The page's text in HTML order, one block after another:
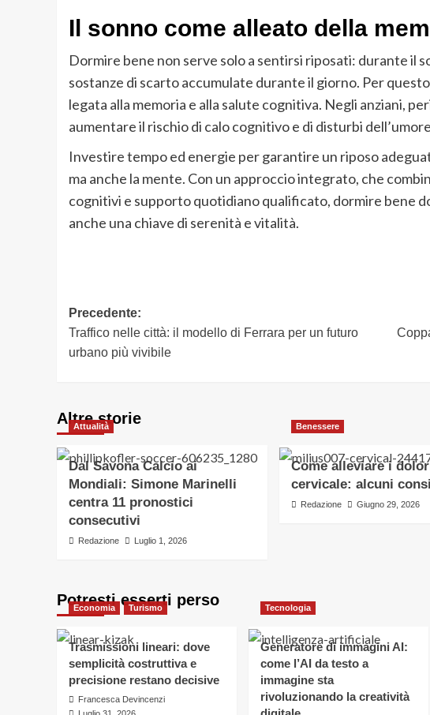
Il sonno come alleato della
Dormire bene non serve solo a sentirsi riposati: durante il
sostanze di scarto accumulate durante il giorno. Per
legata alla memoria e alla salute cognitiva. Negli anziani,
aumentare il rischio di calo cognitivo e di disturbi
Investire tempo ed energie per garantire un riposo
ma anche la mente. Con un approccio integrato, che
cognitivi e supporto quotidiano qualificato, dormire bene
anche una chiave di serenità e vitalità.
Navigazione
articolo
Precedente:
Traffico nelle città: il modello di Ferrara per un futuro
urbano più vivibile
Altre storie
Attualità
Dal Savona Calcio ai
Mondiali: Simone Marinelli
centra 11 pronostici
consecutivi
Redazione Luglio 1, 2026
Benessere
Come alleviare i
cervicale: alcuni
Redazione Giugno 29, 2026
Potresti esserti perso
Economia Turismo
Trasmissioni lineari: dove
semplicità costruttiva e
precisione restano decisive
Francesca Devincenzi
Tecnologia
Generatore di immagini AI:
come l’AI da testo a
immagine sta
rivoluzionando la creatività